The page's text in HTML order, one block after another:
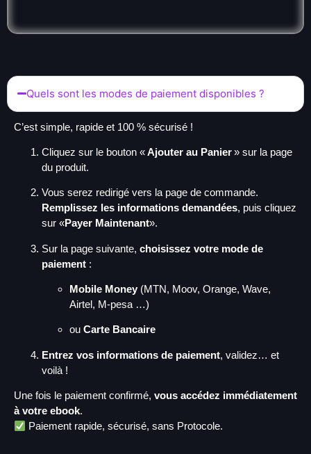
Quels sont les modes de paiement disponibles ?
C’est simple, rapide et 100 % sécurisé !
Cliquez sur le bouton «Ajouter au Panier» sur la page
du produit.
Vous serez redirigé vers la page de commande.
Remplissez les informations demandées, puis cliquez
sur «Payer Maintenant».
Sur la page suivante, choisissez votre mode de
paiement :
Mobile Money (MTN, Moov, Orange, Wave,
Airtel, M-pesa …)
ou Carte Bancaire
Entrez vos informations de paiement, validez… et
voilà !
Une fois le paiement confirmé, vous accédez immédiatement
à votre ebook.
Paiement rapide, sécurisé, sans Protocole.